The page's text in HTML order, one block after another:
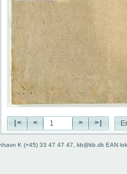
|< < > >|
K (+45) 33 47 47 47, kb@kb.dk EAN